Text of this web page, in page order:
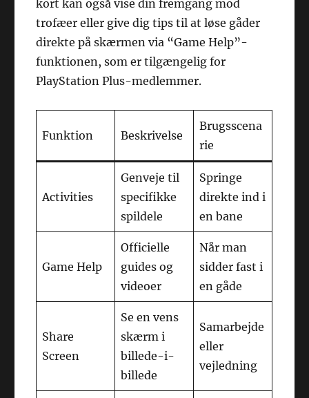
kort kan også vise din fremgang mod
trofæer eller give dig tips til at løse gåder
direkte på skærmen via “Game Help”-
funktionen, som er tilgængelig for
PlayStation Plus-medlemmer.
Funktion Beskrivelse
Brugsscena
rie
Activities
Genveje til
specifikke
spildele
Springe
direkte ind i
en bane
Game Help
Officielle
guides og
videoer
Når man
sidder fast i
en gåde
Share
Screen
Se en vens
skærm i
billede-i-
billede
Samarbejde
eller
vejledning